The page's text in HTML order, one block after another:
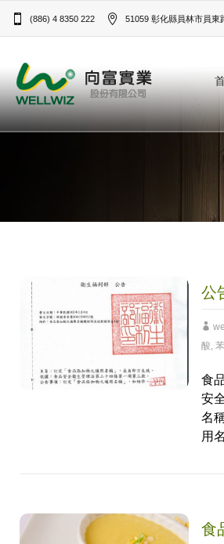
(886) 4 8350 222 51059 彰化縣員林市員東
公
酸,
食
安
名
用
食